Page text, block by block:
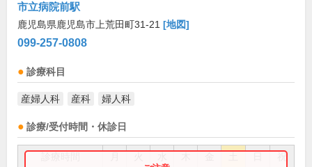
市立病院前駅
鹿児島県鹿児島市上荒田町31-21 [地図]
099-257-0808
診療科目
産婦人科 産科 婦人科
診療/受付時間・休診日
祝